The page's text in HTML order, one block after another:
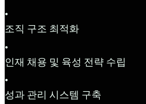
•
조직 구조 최적화
•
인재 채용 및 육성 전략 수립
•
성과 관리 시스템 구축